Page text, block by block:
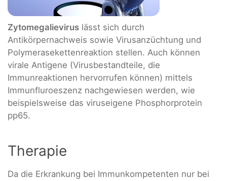
Zytomegalievirus lässt sich durch
Antikörpernachweis sowie Virusanzüchtung und
Polymerasekettenreaktion stellen. Auch können
virale Antigene (Virusbestandteile, die
Immunreaktionen hervorrufen können) mittels
Immunfluroeszenz nachgewiesen werden, wie
beispielsweise das viruseigene Phosphorprotein
pp65.
Therapie
Da die Erkrankung bei Immunkompetenten nur bei